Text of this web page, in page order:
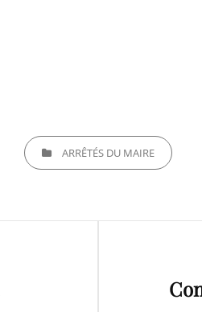
CATEGORIESARRÊTÉS DU MAIRE